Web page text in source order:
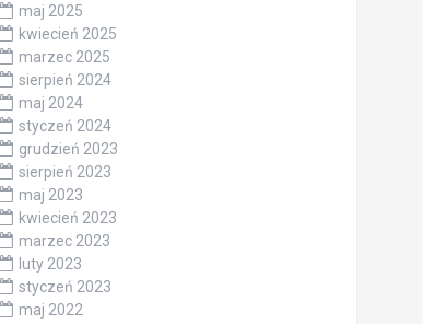
maj 2025
kwiecień 2025
marzec 2025
sierpień 2024
maj 2024
styczeń 2024
grudzień 2023
sierpień 2023
maj 2023
kwiecień 2023
marzec 2023
luty 2023
styczeń 2023
maj 2022